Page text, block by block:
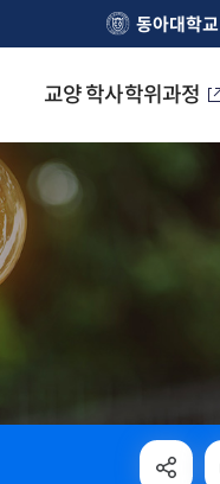
동아대학교
교양 학사학위과정
교양마이크로모듈